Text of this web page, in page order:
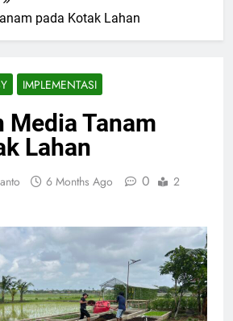
pada Kotak Lahan
IMPLEMENTASI
Media Tanam
Lahan
6 Months Ago 0
2